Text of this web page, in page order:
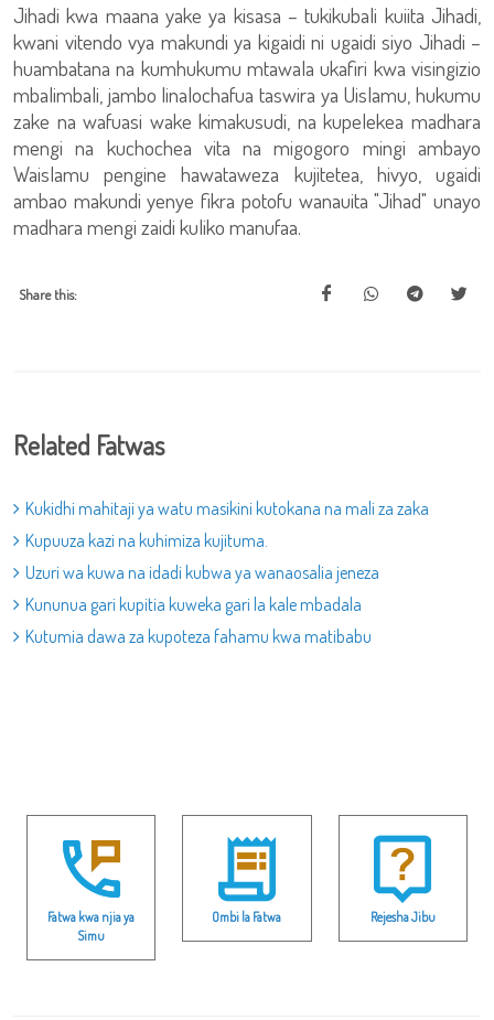
Jihadi kwa maana yake ya kisasa – tukikubali kuiita Jihadi,
kwani vitendo vya makundi ya kigaidi ni ugaidi siyo Jihadi –
huambatana na kumhukumu mtawala ukafiri kwa visingizio
mbalimbali, jambo linalochafua taswira ya Uislamu, hukumu
zake na wafuasi wake kimakusudi, na kupelekea madhara
mengi na kuchochea vita na migogoro mingi ambayo
Waislamu pengine hawataweza kujitetea, hivyo, ugaidi
ambao makundi yenye fikra potofu wanauita "Jihad" unayo
madhara mengi zaidi kuliko manufaa.
Share this:
Related Fatwas
Kukidhi mahitaji ya watu masikini kutokana na mali za zaka
Kupuuza kazi na kuhimiza kujituma.
Uzuri wa kuwa na idadi kubwa ya wanaosalia jeneza
Kununua gari kupitia kuweka gari la kale mbadala
Kutumia dawa za kupoteza fahamu kwa matibabu
Fatwa kwa njia ya
Simu
Ombi la Fatwa Rejesha Jibu